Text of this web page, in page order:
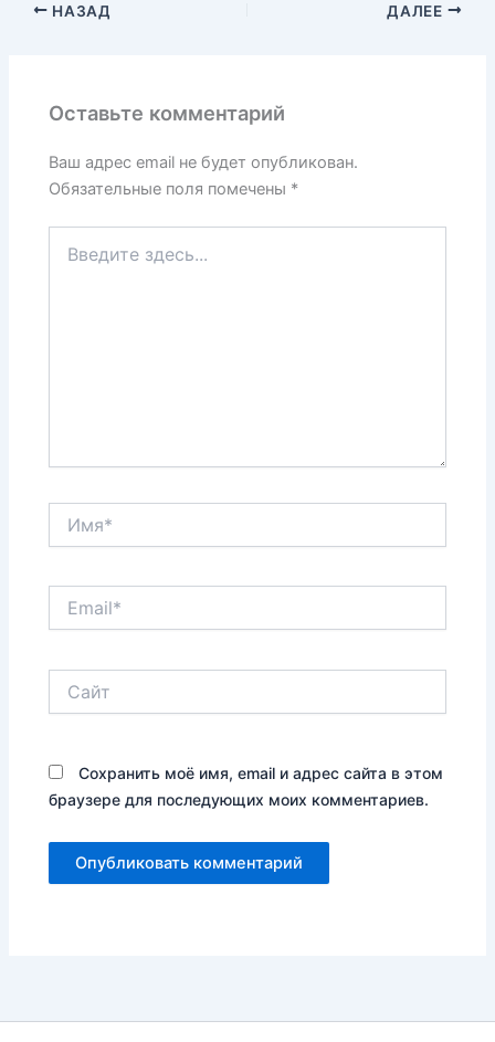
НАЗАД ДАЛЕЕ
Оставьте комментарий
Ваш адрес email не будет опубликован.
Обязательные поля помечены *
здесь...
Сохранить моё имя, email и адрес сайта в этом
браузере для последующих моих комментариев.